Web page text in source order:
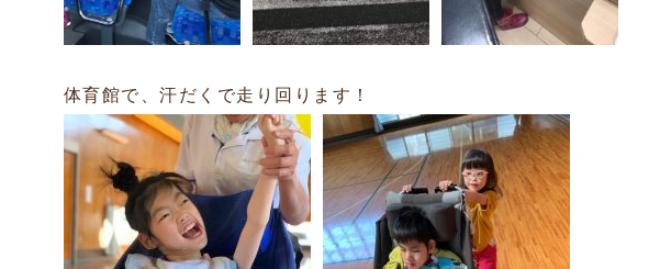
体育館で、汗だくで走り回ります！